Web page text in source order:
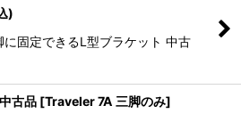
)
に固定できるL型ブラケット 中古
古品 [Traveler 7A 三脚のみ]